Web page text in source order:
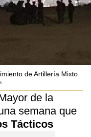
de Artillería Mixto
de la
semana que
Tácticos